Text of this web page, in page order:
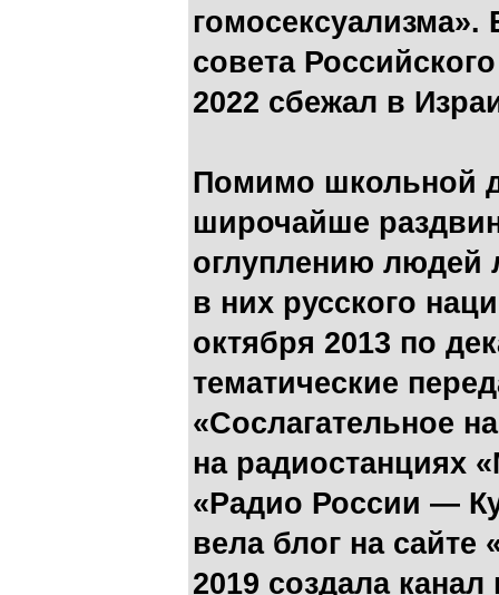
совета
2022 сбежал в
Помимо школьной
широчайше
оглуплению людей
в них русского
октября 2013 по
тематические
«Сослагательное
на радиостанциях
«Радио России —
вела блог на
2019 создала